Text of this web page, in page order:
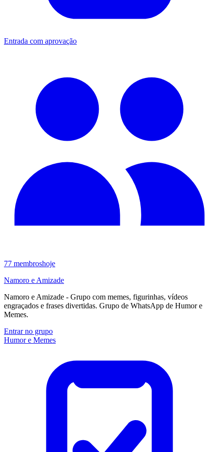
Entrada com aprovação
77 membroshoje
Namoro e Amizade
Namoro e Amizade - Grupo com memes, figurinhas, vídeos
engraçados e frases divertidas. Grupo de WhatsApp de Humor e
Memes.
Entrar no grupo
Humor e Memes